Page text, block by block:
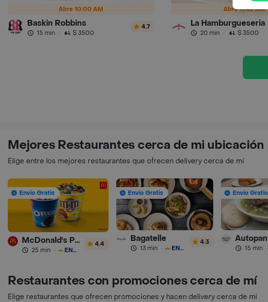
Abre 10:00 AM
Baskin Robbins
15 min · $ 3500
4.7
Abre 11:45 AM
La Hamburgueseria
20 min · $ 3500
Mejores Restaurantes cerca de mi ubicación
Elige entre los mejores restaurantes que ofrecen delivery cerca de mí
Envío Gratis
McDonald's Postres
25 min · ENVÍO GRATIS
4.4
Envío Gratis
Bagatelle
13 min · ENVÍO GRATIS
4.3
Envío Gratis
Autopan
15 min ·
Restaurantes con promociones cerca de mí
Elige restaurantes que ofrecen promociones y hacen delivery cerca de mí